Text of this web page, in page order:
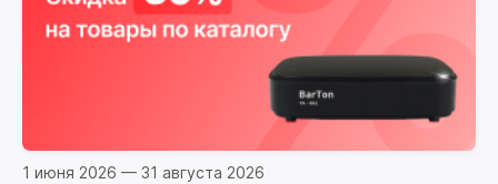
1 июня 2026 — 31 августа 2026